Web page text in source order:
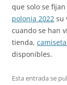
que solo se
polonia 2022 su
cuando se han
tienda,
disponibles.
Esta entrada se